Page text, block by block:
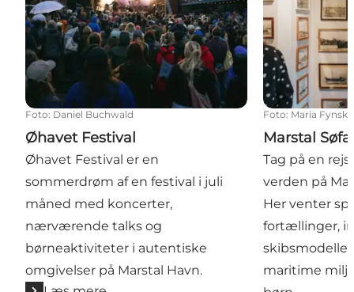
Foto: Daniel Buchwald
Øhavet Festival
Øhavet Festival er en
sommerdrøm af en festival i juli
måned med koncerter,
nærværende talks og
børneaktiviteter i autentiske
omgivelser på Marstal Havn.
Foto: Maria Fynsk
Marstal
Tag på en
verden på
Her venter
fortællinger,
maritime